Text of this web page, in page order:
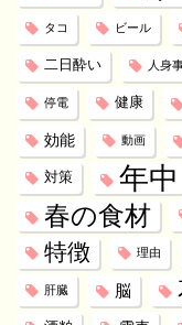
タコ ビール
二日酔い 人身
停電 健康
効能 動画
対策 年中
春の食材
特徴 理由
肝臓 脳